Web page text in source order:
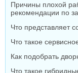
Причины плохой
рекомендации по
Что представляет
Что такое
Как подобрать
Что такое